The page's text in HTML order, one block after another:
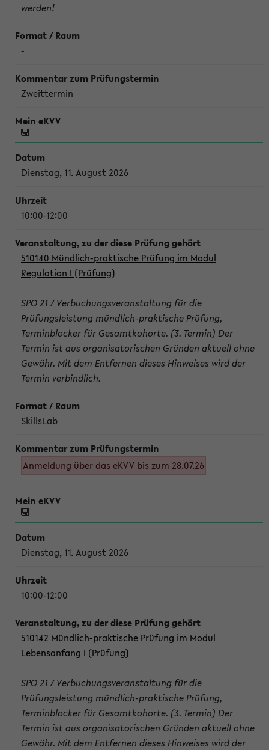
werden!
-
Zweittermin
Dienstag, 11. August 2026
10:00-12:00
510140 Mündlich-praktische Prüfung im Modul
Regulation I (Prüfung)
SPO 21 / Verbuchungsveranstaltung für die
Prüfungsleistung mündlich-praktische Prüfung,
Terminblocker für Gesamtkohorte. (3. Termin) Der
Termin ist aus organisatorischen Gründen aktuell ohne
Gewähr. Mit dem Entfernen dieses Hinweises wird der
Termin verbindlich.
SkillsLab
Anmeldung über das eKVV bis zum 28.07.26
Dienstag, 11. August 2026
10:00-12:00
510142 Mündlich-praktische Prüfung im Modul
Lebensanfang I (Prüfung)
SPO 21 / Verbuchungsveranstaltung für die
Prüfungsleistung mündlich-praktische Prüfung,
Terminblocker für Gesamtkohorte. (3. Termin) Der
Termin ist aus organisatorischen Gründen aktuell ohne
Gewähr. Mit dem Entfernen dieses Hinweises wird der